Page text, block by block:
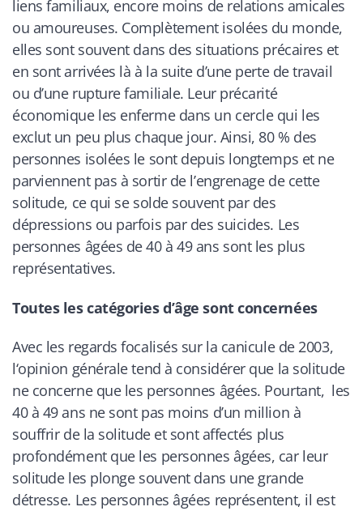
liens familiaux, encore moins de relations amicales
ou amoureuses. Complètement isolées du monde,
elles sont souvent dans des situations précaires et
en sont arrivées là à la suite d’une perte de travail
ou d’une rupture familiale. Leur précarité
économique les enferme dans un cercle qui les
exclut un peu plus chaque jour. Ainsi, 80 % des
personnes isolées le sont depuis longtemps et ne
parviennent pas à sortir de l’engrenage de cette
solitude, ce qui se solde souvent par des
dépressions ou parfois par des suicides. Les
personnes âgées de 40 à 49 ans sont les plus
représentatives.
Toutes les catégories d’âge sont concernées
Avec les regards focalisés sur la canicule de 2003,
l‘opinion générale tend à considérer que la solitude
ne concerne que les personnes âgées. Pourtant, les
40 à 49 ans ne sont pas moins d’un million à
souffrir de la solitude et sont affectés plus
profondément que les personnes âgées, car leur
solitude les plonge souvent dans une grande
détresse. Les personnes âgées représentent, il est